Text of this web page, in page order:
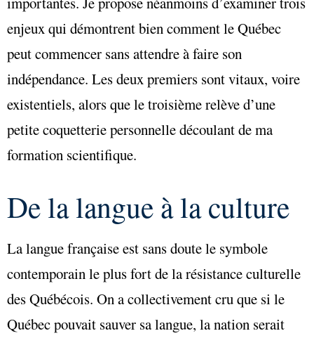
enjeux qui démontrent bien comment le Québec
peut commencer sans attendre à faire son
indépendance. Les deux premiers sont vitaux, voire
existentiels, alors que le troisième relève d’une
petite coquetterie personnelle découlant de ma
formation scientifique.
De la langue à la culture
La langue française est sans doute le symbole
contemporain le plus fort de la résistance culturelle
des Québécois. On a collectivement cru que si le
Québec pouvait sauver sa langue, la nation serait